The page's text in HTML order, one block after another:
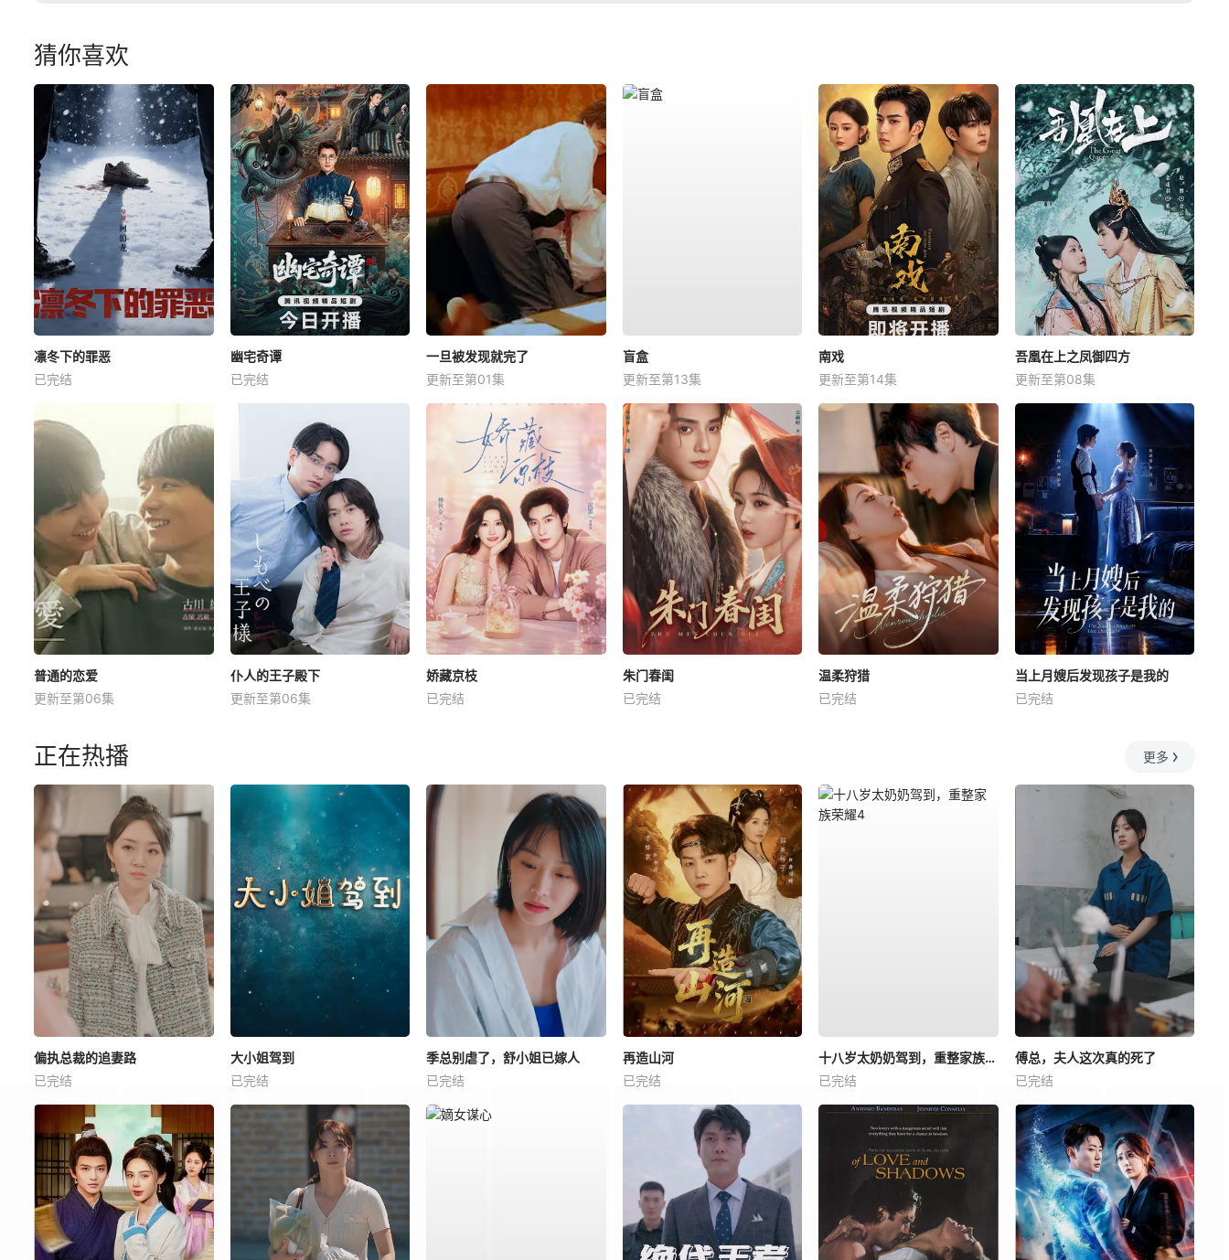
猜你喜欢
凛冬下的罪恶
已完结
幽宅奇谭
已完结
一旦被发现就完了
更新至第01集
盲盒
更新至第13集
南戏
更新至第14集
吾凰在上之凤御四方
更新至第08集
普通的恋爱
更新至第06集
仆人的王子殿下
更新至第06集
娇藏京枝
已完结
朱门春闺
已完结
温柔狩猎
已完结
当上月嫂后发现孩子是我的
已完结
正在热播 更多
偏执总裁的追妻路
已完结
大小姐驾到
已完结
季总别虐了，舒小姐已嫁人
已完结
再造山河
已完结
十八岁太奶奶驾到，重整家族荣耀4
已完结
傅总，夫人这次真的死了
已完结